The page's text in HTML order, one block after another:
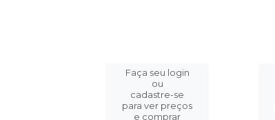
Faça seu login
ou
cadastre-se
para ver preços
e comprar